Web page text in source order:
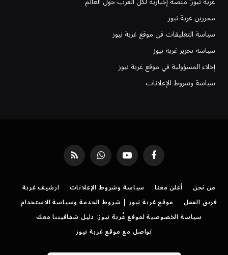
محررين غربة نيوز
سياسة التعليقات في موقع غربة نيوز
سياسة تحرير غربة نيوز
إخلاء المسؤولية في موقع غربة نيوز
سياسة وشروط الإعلانات
فيسبوك يوتيوب واتساب RSS
من نحن أعلن معنا سياسة وشروط الإعلانات
ارشيف غربة
فريق العمل
موقع غربة نيوز | شروط الخدمة وسياسة الاستخدام
سياسة الخصوصية لموقع غُربة نيوز: دليل شفافيتنا معك
تواصل مع موقع غربة نيوز